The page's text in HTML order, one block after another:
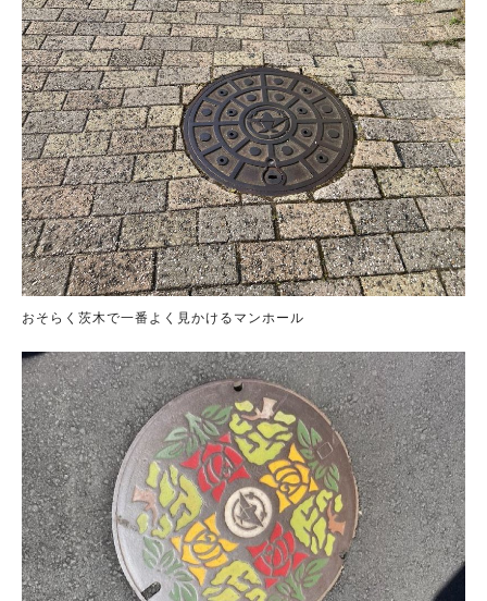
おそらく茨木で一番よく見かけるマンホール